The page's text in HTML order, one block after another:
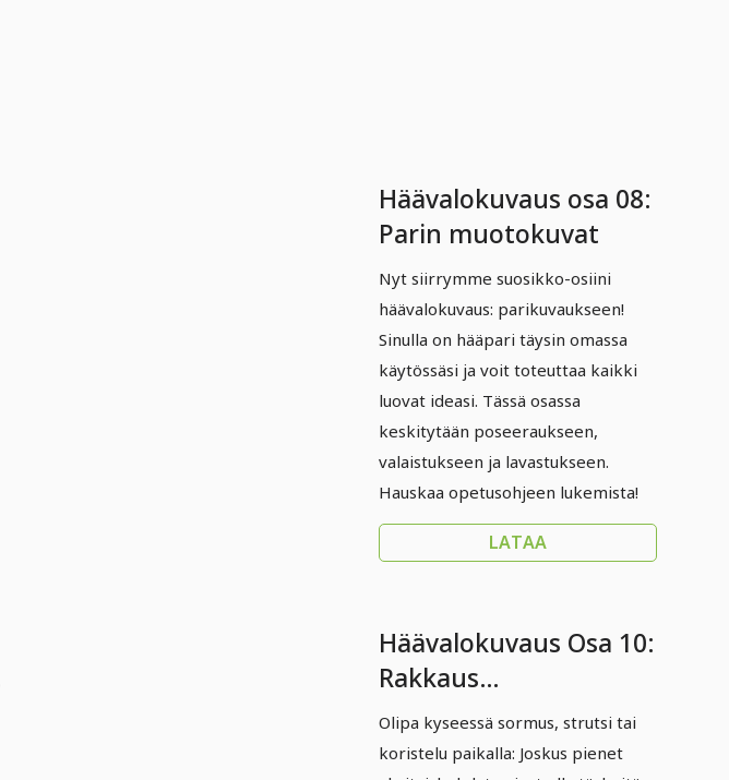
Häävalokuvaus osa 08:
Parin muotokuvat
Nyt siirrymme suosikko-osiini
häävalokuvaus: parikuvaukseen!
Sinulla on hääpari täysin omassa
käytössäsi ja voit toteuttaa kaikki
luovat ideasi. Tässä osassa
keskitytään poseeraukseen,
valaistukseen ja lavastukseen.
Hauskaa opetusohjeen lukemista!
LATAA
Häävalokuvaus Osa 10:
Rakkaus
yksityiskohtiin
Olipa kyseessä sormus, strutsi tai
koristelu paikalla: Joskus pienet